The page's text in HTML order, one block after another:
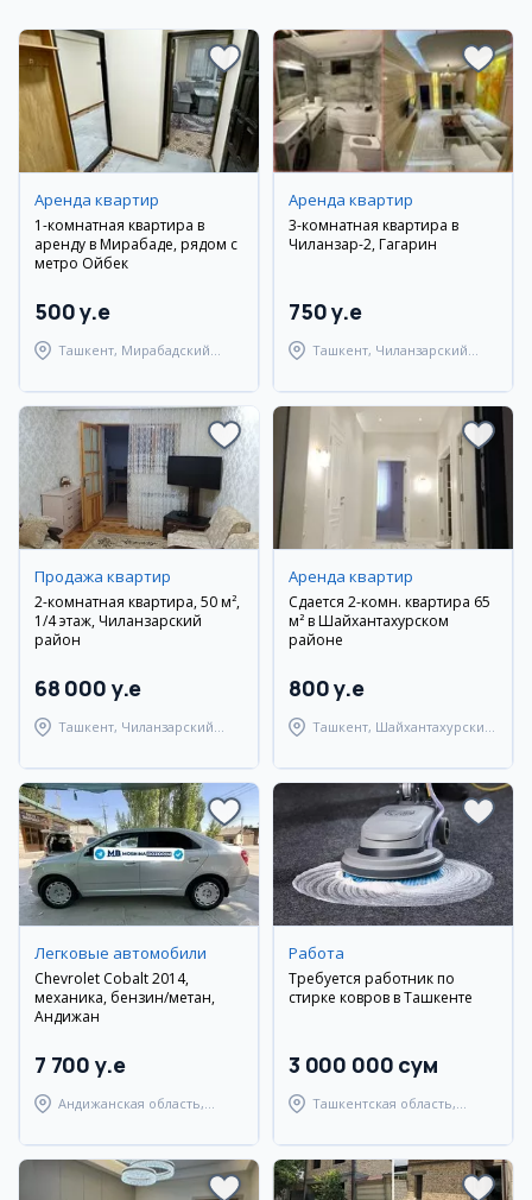
Аренда квартир
1-комнатная квартира в
аренду в Мирабаде, рядом с
метро Ойбек
500 y.e
Ташкент, Мирабадский
Аренда квартир
3-комнатная квартира в
Чиланзар-2, Гагарин
750 y.e
Ташкент, Чиланзарский
Продажа квартир
2-комнатная квартира, 50 м²,
1/4 этаж, Чиланзарский
район
68 000 y.e
Ташкент, Чиланзарский
Аренда квартир
Сдается 2-комн. квартира 65
м² в Шайхантахурском
районе
800 y.e
Ташкент, Шайхантахурский
Легковые автомобили
Chevrolet Cobalt 2014,
механика, бензин/метан,
Андижан
7 700 y.e
Андижанская область,
Работа
Требуется работник по
стирке ковров в Ташкенте
3 000 000 сум
Ташкентская область,